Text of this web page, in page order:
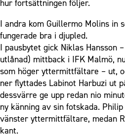
hur fortsättningen följer.
I andra kom Guillermo Molins in
fungerade bra i djupled.
I pausbytet gick Niklas Hansson
utlånad) mittback i IFK Malmö,
som höger yttermittfältare – ut,
ner flyttades Labinot Harbuzi ut
dessvärre ge upp redan nio
ny känning av sin fotskada.
vänster yttermittfältare, medan
kant.